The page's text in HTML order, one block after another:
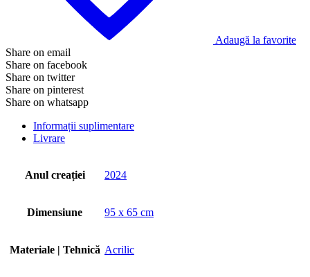
Adaugă la favorite
Share on email
Share on facebook
Share on twitter
Share on pinterest
Share on whatsapp
Informații suplimentare
Livrare
Anul creației 2024
Dimensiune 95 x 65 cm
Materiale | Tehnică Acrilic